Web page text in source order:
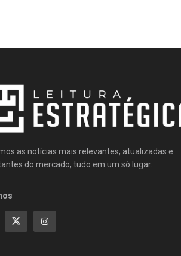
as notícias mais relevantes, atualizadas e
do mercado, tudo em um só lugar.